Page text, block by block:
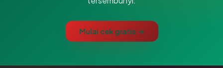
Mulai cek gratis →